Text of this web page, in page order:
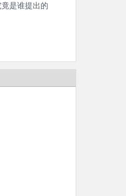
是谁提出的